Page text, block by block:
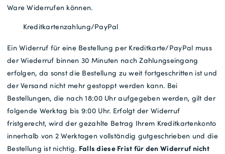
Ware Widerrufen können.
Kreditkartenzahlung/PayPal
Ein Widerruf für eine Bestellung per Kreditkarte/PayPal muss
der Wiederruf binnen 30 Minuten nach Zahlungseingang
erfolgen, da sonst die Bestellung zu weit fortgeschritten ist und
der Versand nicht mehr gestoppt werden kann. Bei
Bestellungen, die nach 18:00 Uhr aufgegeben werden, gilt der
folgende Werktag bis 9:00 Uhr. Erfolgt der Widerruf
fristgerecht, wird der gezahlte Betrag Ihrem Kreditkartenkonto
innerhalb von 2 Werktagen vollständig gutgeschrieben und die
Bestellung ist nichtig. Falls diese Frist für den Widerruf nicht